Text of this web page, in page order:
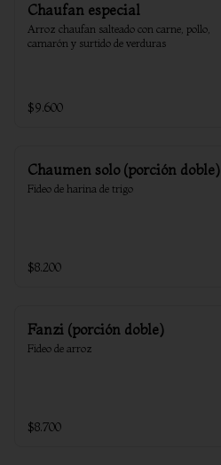
Chaufan especial
Arroz chaufan salteado con carne, pollo,
camarón y surtido de verduras
$9.600
Chaumen solo (porción doble)
Fideo de harina de trigo
$8.200
Fanzi (porción doble)
Fideo de arroz
$8.700